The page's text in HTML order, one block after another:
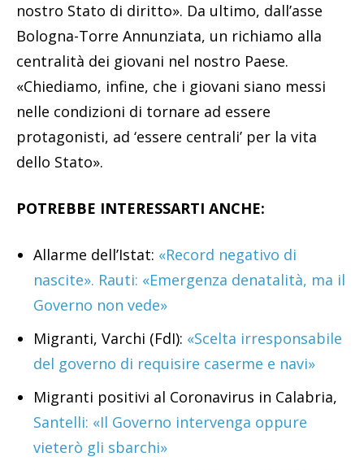
nostro Stato di diritto». Da ultimo, dall’asse
Bologna-Torre Annunziata, un richiamo alla
centralità dei giovani nel nostro Paese.
«Chiediamo, infine, che i giovani siano messi
nelle condizioni di tornare ad essere
protagonisti, ad ‘essere centrali’ per la vita
dello Stato».
POTREBBE INTERESSARTI ANCHE:
Allarme dell’Istat: «Record negativo di
nascite». Rauti: «Emergenza denatalità, ma il
Governo non vede»
Migranti, Varchi (FdI): «Scelta irresponsabile
del governo di requisire caserme e navi»
Migranti positivi al Coronavirus in Calabria,
Santelli: «Il Governo intervenga oppure
vieterò gli sbarchi»